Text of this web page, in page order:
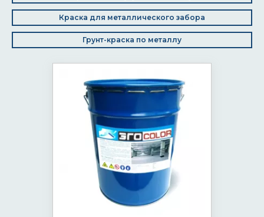
Краска для металлического забора
Грунт-краска по металлу